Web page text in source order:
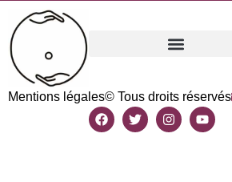
Mentions légales© Tous droits réservés